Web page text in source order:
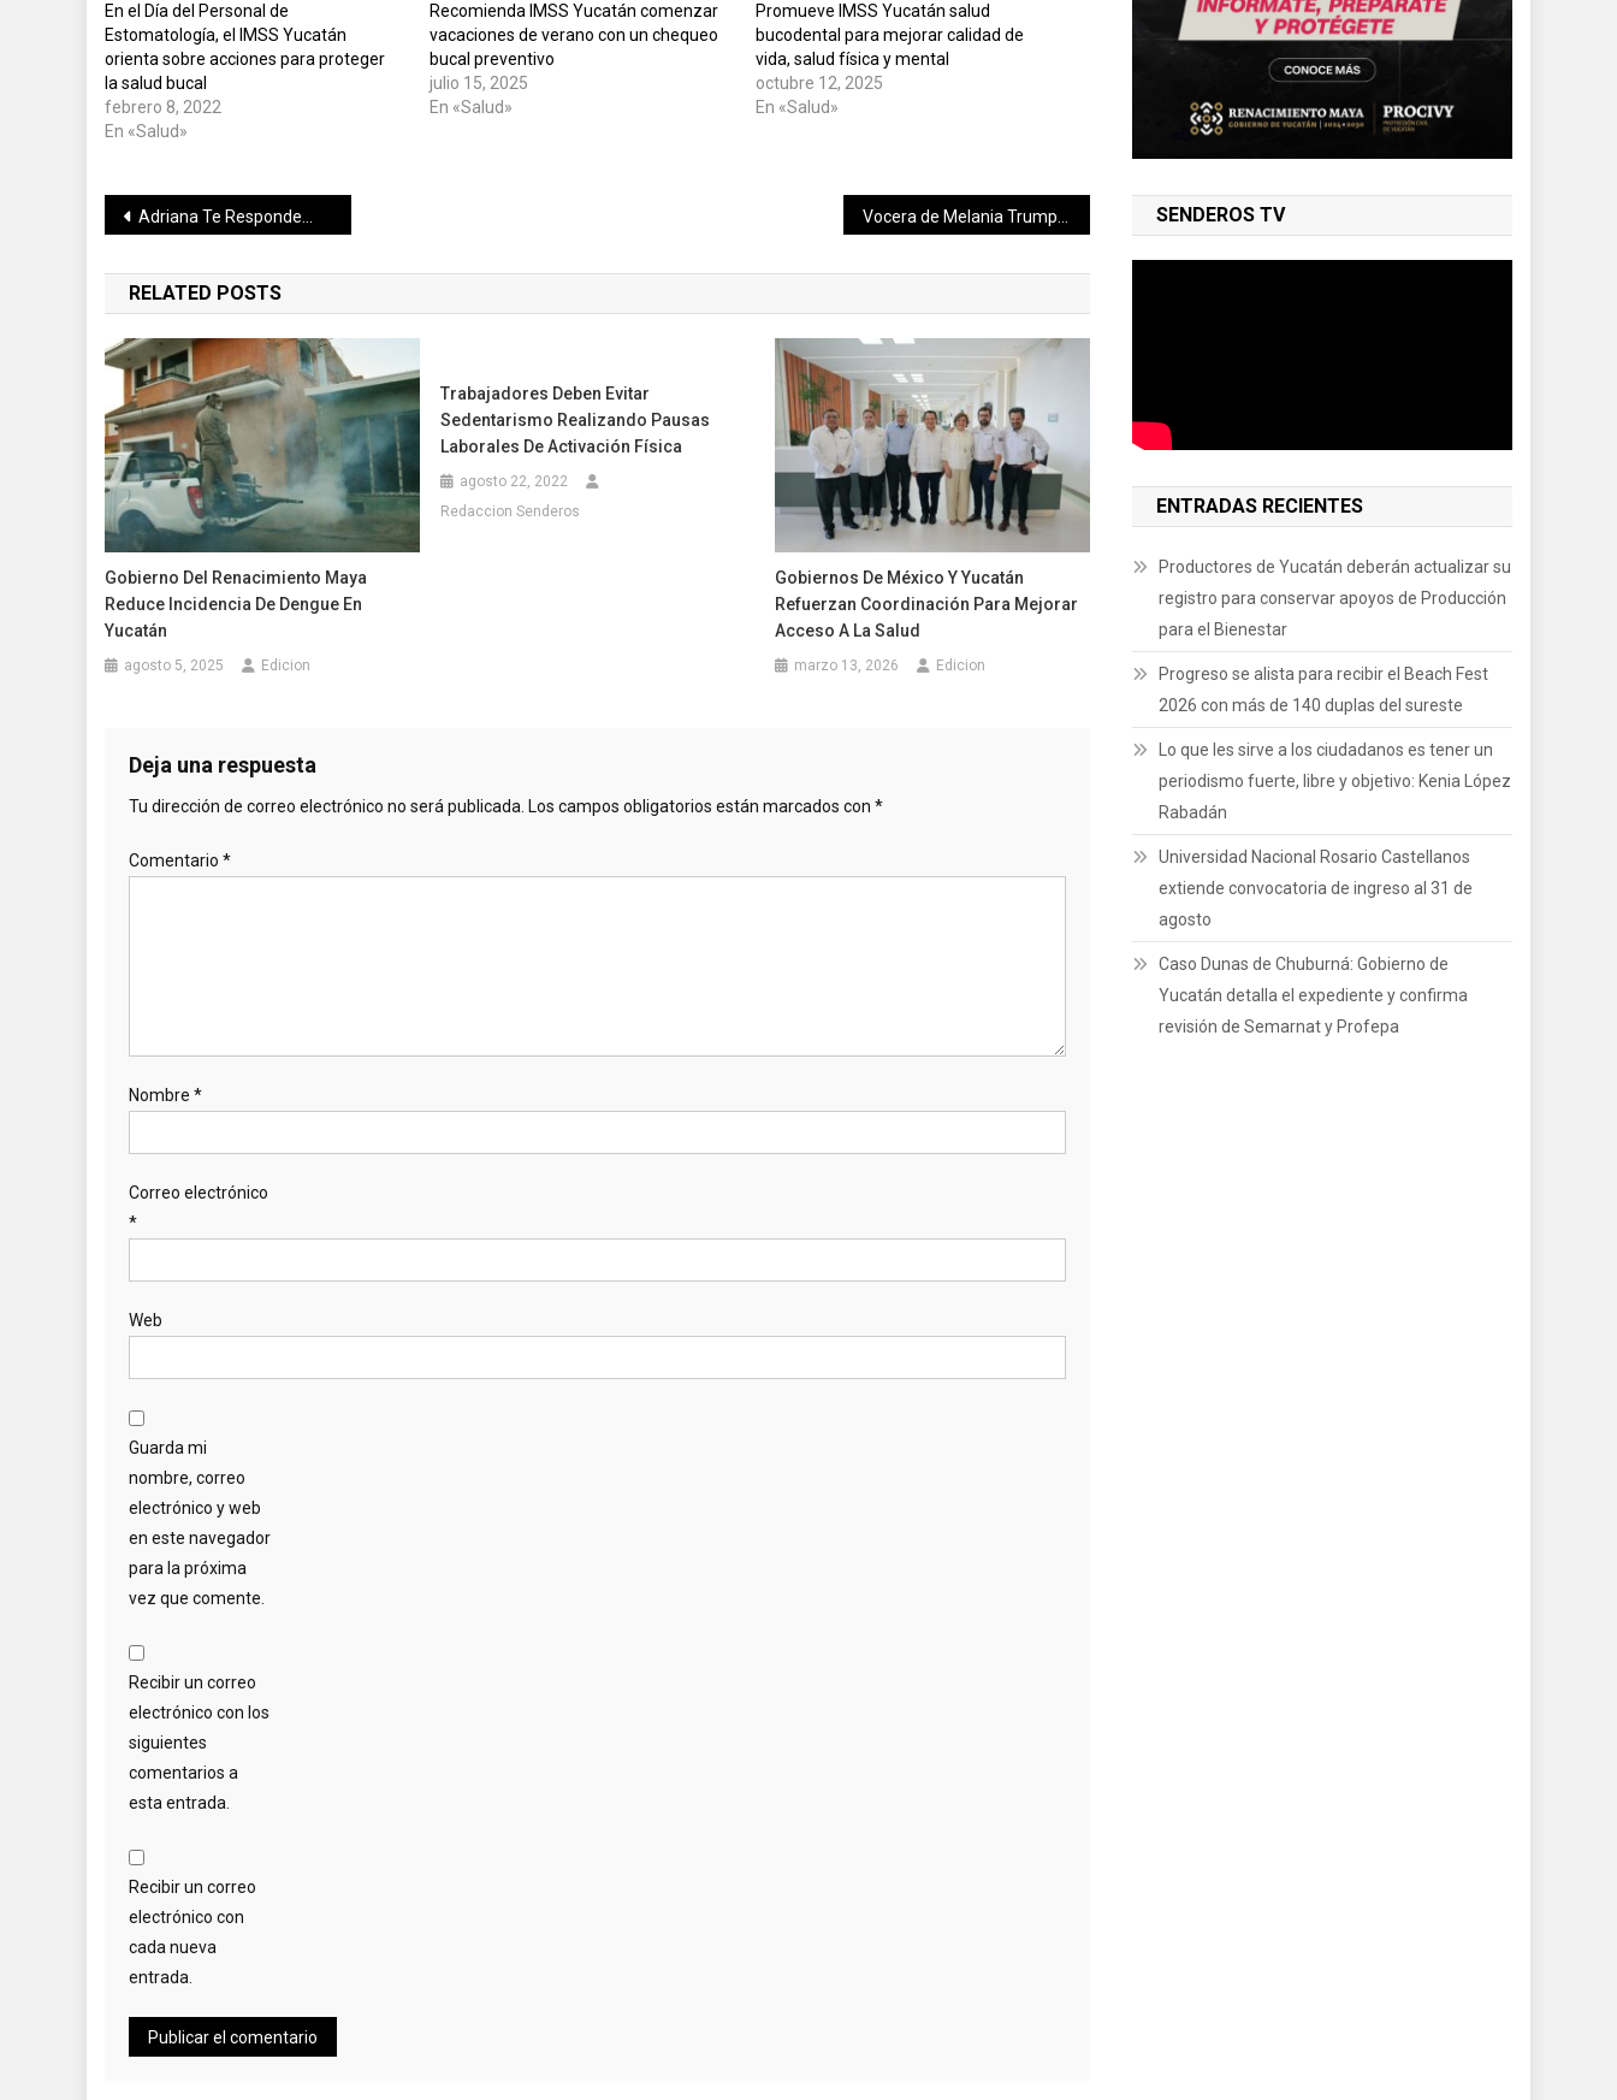
En el Día del Personal de
Estomatología, el IMSS Yucatán
orienta sobre acciones para proteger
la salud bucal
febrero 8, 2022
En «Salud»
Recomienda IMSS Yucatán comenzar
vacaciones de verano con un chequeo
bucal preventivo
julio 15, 2025
En «Salud»
Promueve IMSS Yucatán salud
bucodental para mejorar calidad de
vida, salud física y mental
octubre 12, 2025
En «Salud»
Navegación
de
entradas
Adriana Te Responde…
RELATED POSTS
Gobierno Del Renacimiento Maya
Reduce Incidencia De Dengue En
Yucatán
agosto 5, 2025 Edicion
Trabajadores Deben Evitar
Sedentarismo Realizando Pausas
Laborales De Activación Física
agosto 22, 2022
Redaccion Senderos
Gobiernos De México Y Yucatán
Refuerzan Coordinación Para Mejorar
Acceso A La Salud
marzo 13, 2026 Edicion
Deja una respuesta
Tu dirección de correo electrónico no será publicada. Los campos obligatorios están marcados con *
Comentario *
Nombre *
Correo electrónico
*
Web
Guarda mi
nombre, correo
electrónico y web
en este navegador
para la próxima
vez que comente.
Recibir un correo
electrónico con los
siguientes
comentarios a
esta entrada.
Recibir un correo
electrónico con
cada nueva
entrada.
SENDEROS TV
ENTRADAS RECIENTES
Productores de Yucatán deberán actualizar su
registro para conservar apoyos de Producción
para el Bienestar
Progreso se alista para recibir el Beach Fest
2026 con más de 140 duplas del sureste
Lo que les sirve a los ciudadanos es tener un
periodismo fuerte, libre y objetivo: Kenia López
Rabadán
Universidad Nacional Rosario Castellanos
extiende convocatoria de ingreso al 31 de
agosto
Caso Dunas de Chuburná: Gobierno de
Yucatán detalla el expediente y confirma
revisión de Semarnat y Profepa